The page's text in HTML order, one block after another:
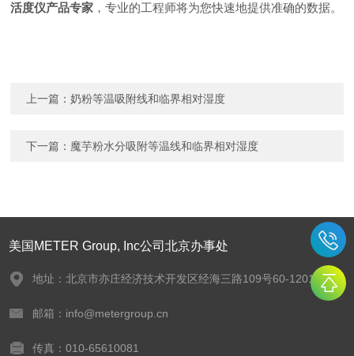
活度仪产品专家 ，专业的工程师将为您快速地提供准确的数据。
上一篇：奶粉等温吸附线和临界相对湿度
下一篇： 魔芋粉水分吸附等温线和临界相对湿度
美国METER Group, Inc公司北京办事处
地址：北京市亦庄经济技术开发区经海三路109号60-1201
邮箱：info@metergroup.cn
传真：010-65610081